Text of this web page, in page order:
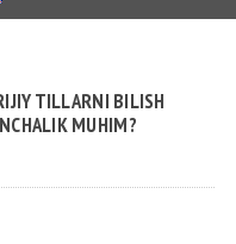
TILLARNI BILISH
MUHIM?